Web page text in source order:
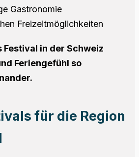
Gastronomie
Freizeitmöglichkeiten
Festival in der Schweiz
Feriengefühl so
für die Region